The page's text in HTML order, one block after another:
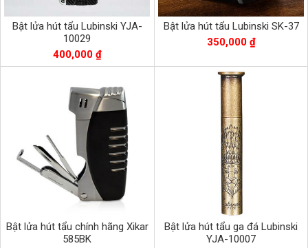
Bật lửa hút tẩu Lubinski YJA-
10029
400,000 ₫
Bật lửa hút tẩu Lubinski SK-37
350,000 ₫
Bật lửa hút tẩu chính hãng Xikar
585BK
Bật lửa hút tẩu ga đá Lubinski
YJA-10007